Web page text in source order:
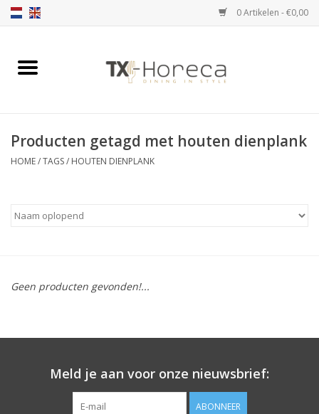
0 Artikelen - €0,00
Home
Catalogi
Producten getagd met houten dienplank
HOME/TAGS/ HOUTEN DIENPLANK
Geen producten gevonden!...
Meld je aan voor onze nieuwsbrief:
ABONNEER